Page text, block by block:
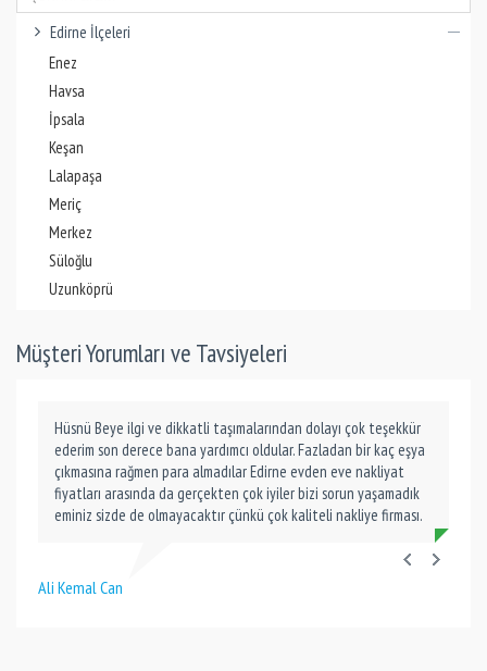
Edirne İlçeleri
Enez
Havsa
İpsala
Keşan
Lalapaşa
Meriç
Merkez
Süloğlu
Uzunköprü
Müşteri Yorumları ve Tavsiyeleri
Hüsnü Beye ilgi ve dikkatli taşımalarından dolayı çok teşekkür
ederim son derece bana yardımcı oldular. Fazladan bir kaç eşya
çıkmasına rağmen para almadılar Edirne evden eve nakliyat
fiyatları arasında da gerçekten çok iyiler bizi sorun yaşamadık
eminiz sizde de olmayacaktır çünkü çok kaliteli nakliye firması.
Ali Kemal Can